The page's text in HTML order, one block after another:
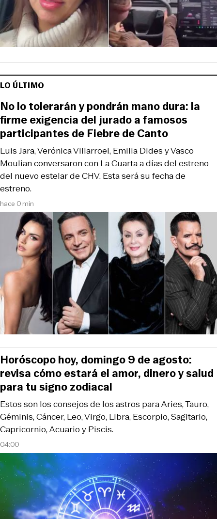
LO ÚLTIMO
hace 0 min
Luis Jara, Verónica Villarroel, Emilia Dides y Vasco
Moulian conversaron con La Cuarta a días del estreno
del nuevo estelar de CHV. Esta será su fecha de
estreno.
No lo tolerarán y pondrán mano dura: la
firme exigencia del jurado a famosos
participantes de Fiebre de Canto
04:00
Estos son los consejos de los astros para Aries, Tauro,
Géminis, Cáncer, Leo, Virgo, Libra, Escorpio, Sagitario,
Capricornio, Acuario y Piscis.
Horóscopo hoy, domingo 9 de agosto:
revisa cómo estará el amor, dinero y salud
para tu signo zodiacal